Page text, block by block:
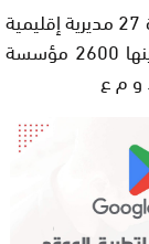
وفي ما يتعلق بالتدفئة، أشار الوزير إلى استفادة 27 مديرية إقليمية
من أصل 82، و2814 مؤسسة تعليمية، من بينها 2600 مؤسسة